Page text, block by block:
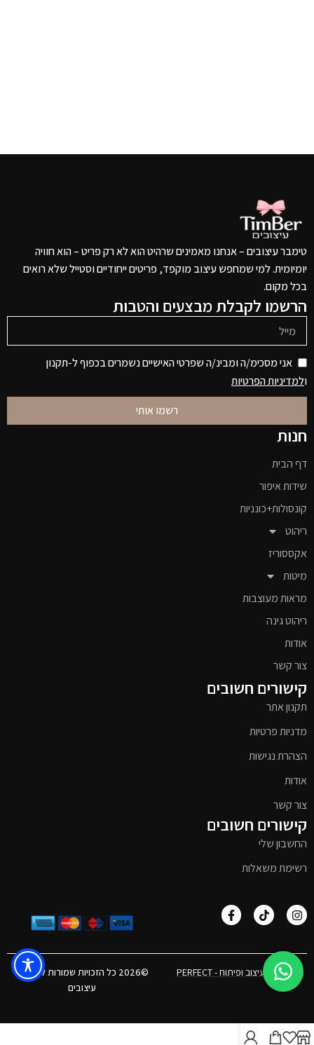
טימבר עיצובים – אנחנו מאמינים שרהיט הוא לא רק פריט – הוא חוויה
יומיומית. למי שמחפש עיצוב מוקפד, פריטים ייחודיים וסטייל שלא רואים
בכל מקום.
הרשמו לקבלת מבצעים והטבות
אני מסכימ/ה ומבינ/ה שפרטי האישיים נשמרים בכפוף ל-תקנון
ולמדיניות הפרטיות
רשמו אותי
חנות
דף הבית
שידות איפור
קונסולות+כונניות
ריהוט
אקססוריז
מיטות
מראות מעוצבות
ריהוט גינה
אודות
צור קשר
קישורים חשובים
תקנון אתר
מדניות פרטיות
הצהרת נגישות
אודות
צור קשר
קישורים חשובים
החשבון שלי
רשימת משאלות
אפיון, עיצוב ופיתוח - PERFECT
©2026 כל הזכויות שמורות לטימבר
עיצובים